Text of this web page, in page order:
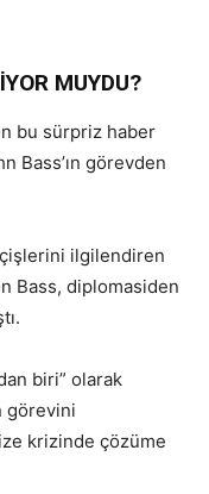
MUYDU?
bu sürpriz haber
Bass’ın görevden
ilgilendiren
Bass, diplomasiden
biri” olarak
görevini
krizinde çözüme